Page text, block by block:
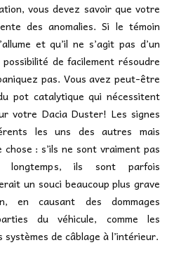
vous devez savoir que votre
des anomalies. Si le témoin
et qu’il ne s’agit pas d’un
de facilement résoudre
pas. Vous avez peut-être
pot catalytique qui nécessitent
votre Dacia Duster! Les signes
les uns des autres mais
: s’ils ne sont vraiment pas
longtemps, ils sont parfois
un souci beaucoup plus grave
en causant des dommages
du véhicule, comme les
de câblage à l’intérieur.